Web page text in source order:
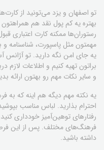
تو اصفهان و یزد می‌تونید از
بهتره یه کم پول نقد هم
رستوران‌ها ممکنه کارت اعتباری
مهمتون مثل پاسپورت، شناسنامه و
یه جای امن نگه دارید. تو آژانس
براتون تهیه کنیم و اطلاعات
و سایر نکات مهم رو بهتون ارائه
یه نکته مهم دیگه هم اینه که به
احترام بذارید. لباس مناسب
رفتارهای توهین‌آمیز خودداری
فرهنگ‌های مختلف. پس از این
داشته باشید.